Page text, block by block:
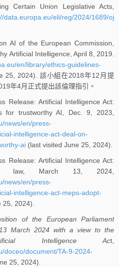
Certain Union Legislative Acts,
data.europa.eu/eli/reg/2024/1689/oj
AI of the European Commission,
Artificial Intelligence, April 8, 2019.
en/library/ethics-guidelines-
25, 2024). 該小組在2018年12月提
年4月正式提出該倫理指引。
Release: Artificial Intelligence Act:
for trustworthy AI, Dec. 9, 2023,
news/en/press-
intelligence-act-deal-on-
ai (last visited June 25, 2024).
Release: Artificial Intelligence Act:
law, March 13, 2024,
news/en/press-
intelligence-act-meps-adopt-
25, 2024).
of the European Parliament
March 2024 with a view to the
Intelligence Act,
doceo/document/TA-9-2024-
25, 2024).